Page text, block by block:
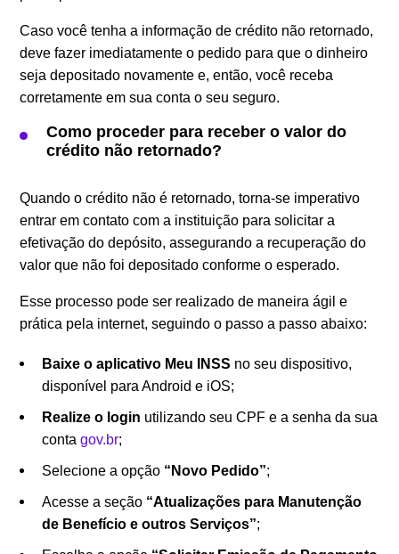
Caso você tenha a informação de crédito não retornado,
deve fazer imediatamente o pedido para que o dinheiro
seja depositado novamente e, então, você receba
corretamente em sua conta o seu seguro.
Como proceder para receber o valor do
crédito não retornado?
Quando o crédito não é retornado, torna-se imperativo
entrar em contato com a instituição para solicitar a
efetivação do depósito, assegurando a recuperação do
valor que não foi depositado conforme o esperado.
Esse processo pode ser realizado de maneira ágil e
prática pela internet, seguindo o passo a passo abaixo:
Baixe o aplicativo Meu INSS no seu dispositivo,
disponível para Android e iOS;
Realize o login utilizando seu CPF e a senha da sua
contagov.br;
Selecione a opção “Novo Pedido”;
Acesse a seção “Atualizações para Manutenção
de Benefício e outros Serviços”;